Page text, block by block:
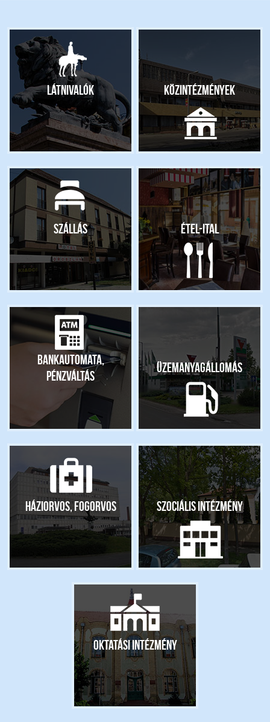
Látnivalók Közintézmények
Szállás Étel-ital
Bankautomata,
pénzváltás
Üzemanyagállomás
Háziorvos, fogorvos Szociális intézmény
Oktatási intézmény